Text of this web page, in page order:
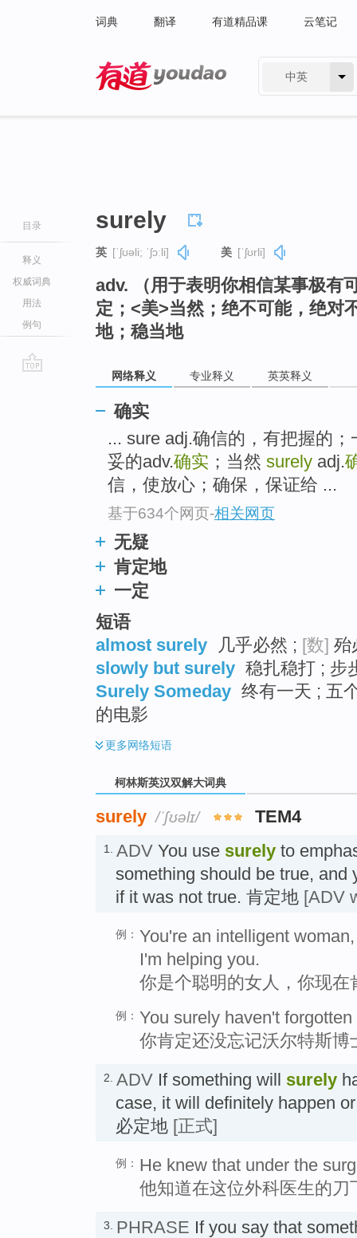
词典 翻译 有道精品课 云笔记
中英
目录
释义
权威词典
用法
例句
surely
英 [ˈʃʊəli; ˈʃɔːli] 美 [ˈʃʊrli]
adv. （用于表明你相信某事极有
定；<美>当然；绝不可能，绝对
地；稳当地
网络释义 专业释义 英英释义
确实
... sure adj.确信的，有把握的
妥的adv.确实 ；当然 surely adj.
信，使放心；确保，保证给 ...
基于634个网页-相关网页
无疑
肯定地
一定
短语
almost surely
几乎必然 ; [数] 殆
slowly but surely 稳扎稳打 ; 步
Surely Someday 终有一天 ; 五
的电影
更多网络短语
柯林斯英汉双解大词典
surely /ˈʃʊəlɪ/ TEM4
1. ADV You use surely to
something should be true, and
if it was not true. 肯定地 [ADV
例： You're an intelligent
I'm helping you.
你是个聪明的女人，你现
例： You surely haven't
你肯定还没忘记沃尔特斯博
2. ADV If something will surely
case, it will definitely happen
必定地 [正式]
例： He knew that under the
他知道在这位外科医生的刀
3. PHRASE If you say that